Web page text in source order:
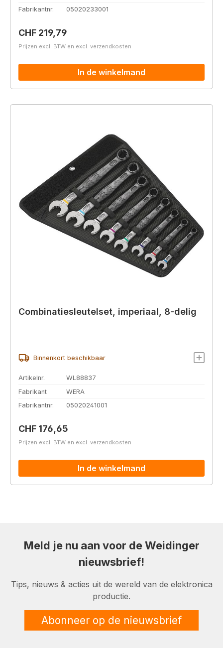
Fabrikantnr.
05020233001
Normale prijs:
CHF 219,79
Prijzen excl. BTW en excl. verzendkosten
In de winkelmand
Combinatiesleutelset, imperiaal, 8-delig
Binnenkort beschikbaar
Artikelnr.
WL88837
Fabrikant
WERA
Fabrikantnr.
05020241001
Normale prijs:
CHF 176,65
Prijzen excl. BTW en excl. verzendkosten
In de winkelmand
Meld je nu aan voor de Weidinger
nieuwsbrief!
Tips, nieuws & acties uit de wereld van de elektronica
productie.
Abonneer op de nieuwsbrief